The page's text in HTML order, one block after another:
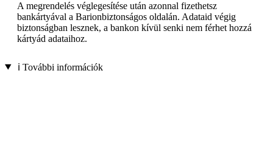
A megrendelés véglegesítése után azonnal fizethetsz
bankártyával a Barionbiztonságos oldalán. Adataid végig
biztonságban lesznek, a bankon kívül senki nem férhet hozzá
kártyád adataihoz.
ℹ️ További információk